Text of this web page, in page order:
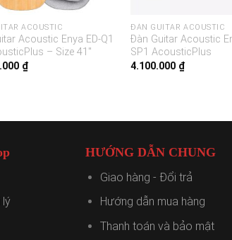
ACOUSTIC
Acoustic Enya ED-Q1
– Size 41″
₫
ĐÀN GUITAR ACOUSTIC
Đàn Guitar Acoustic
SP1 AcousticPlus
4.100.000 ₫
lý
HƯỚNG DẪN CHUNG
Giao hàng - Đổi trả
Hướng dẫn mua hàng
Thanh toán và bảo mật